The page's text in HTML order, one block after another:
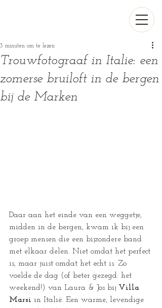
Trouwfotograaf in Italie: een
zomerse bruiloft in de bergen
bij de Marken
3 minuten om te lezen
Daar aan het einde van een weggetje,
midden in de bergen, kwam ik bij een
groep mensen die een bijzondere band
met elkaar delen. Niet omdat het perfect
is, maar juist omdat het echt is. Zo
voelde de dag (of beter gezegd: het
weekend!) van Laura & Jos bij Villa
Marsi in Italië. Een warme, levendige